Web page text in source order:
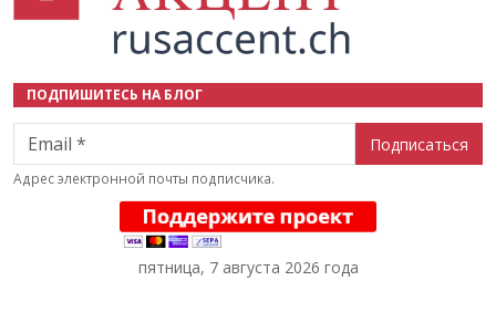
ПОДПИШИТЕСЬ НА БЛОГ
Email
Адрес электронной почты подписчика.
пятница, 7 августа 2026 года